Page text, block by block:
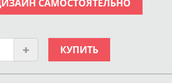
САМОСТОЯТЕЛЬНО
КУПИТЬ